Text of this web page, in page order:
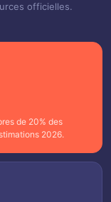
officielles.
de 20% des
2026.